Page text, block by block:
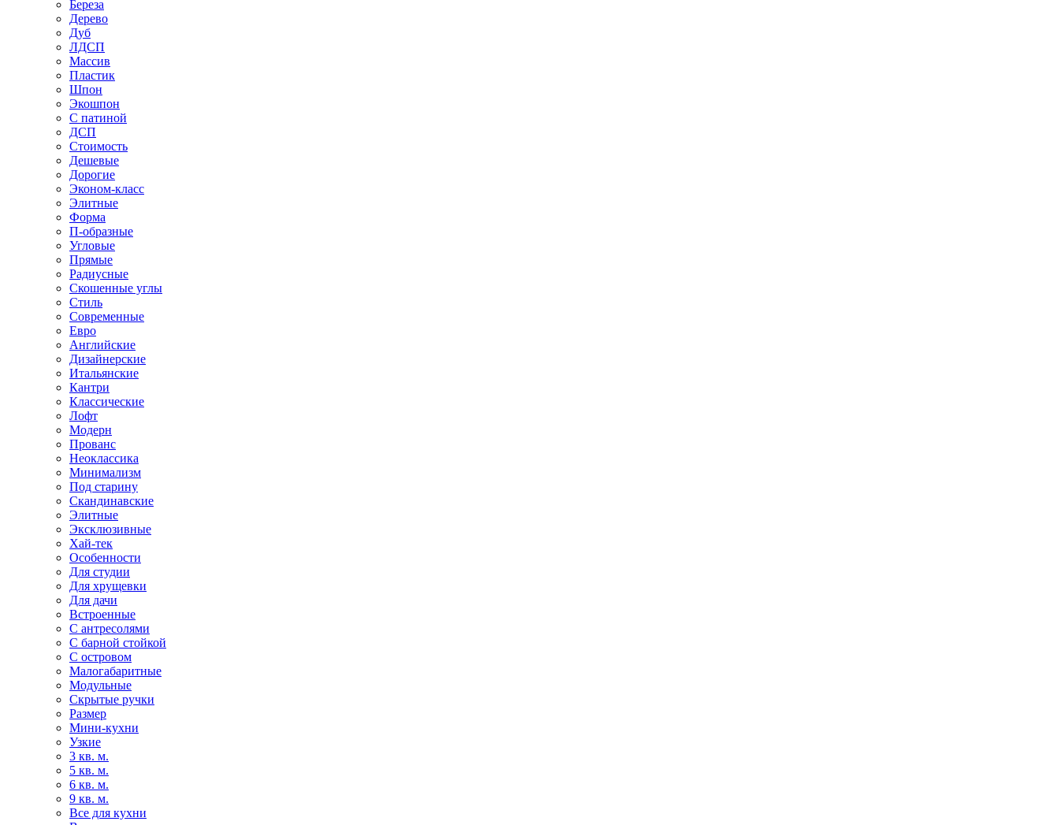
Береза
Дерево
Дуб
ЛДСП
Массив
Пластик
Шпон
Экошпон
С патиной
ДСП
Стоимость
Дешевые
Дорогие
Эконом-класс
Элитные
Форма
П-образные
Угловые
Прямые
Радиусные
Скошенные углы
Стиль
Современные
Евро
Английские
Дизайнерские
Итальянские
Кантри
Классические
Лофт
Модерн
Прованс
Неоклассика
Минимализм
Под старину
Скандинавские
Элитные
Эксклюзивные
Хай-тек
Особенности
Для студии
Для хрущевки
Для дачи
Встроенные
С антресолями
С барной стойкой
С островом
Малогабаритные
Модульные
Скрытые ручки
Размер
Мини-кухни
Узкие
3 кв. м.
5 кв. м.
6 кв. м.
9 кв. м.
Все для кухни